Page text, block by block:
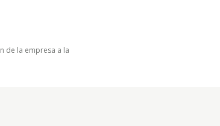
de la empresa a la